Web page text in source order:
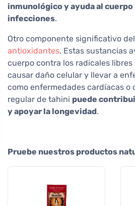
inmunológico y ayuda al
infecciones.
Otro componente significativo
antioxidantes. Estas sustancias
cuerpo contra los radicales
causar daño celular y llevar a
como enfermedades cardíacas o
regular de tahini puede
y apoyar la longevidad.
Pruebe nuestros productos